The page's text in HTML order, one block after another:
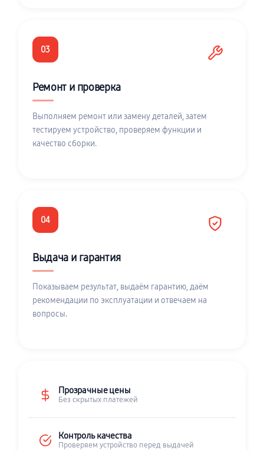
03
Ремонт и проверка
Выполняем ремонт или замену деталей, затем
тестируем устройство, проверяем функции и
качество сборки.
04
Выдача и гарантия
Показываем результат, выдаём гарантию, даём
рекомендации по эксплуатации и отвечаем на
вопросы.
Прозрачные цены
Без скрытых платежей
Контроль качества
Проверяем устройство перед выдачей